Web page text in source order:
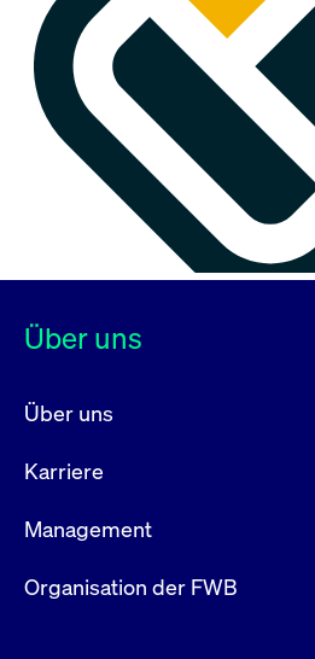
Über uns
Über uns
Karriere
Management
Organisation der FWB